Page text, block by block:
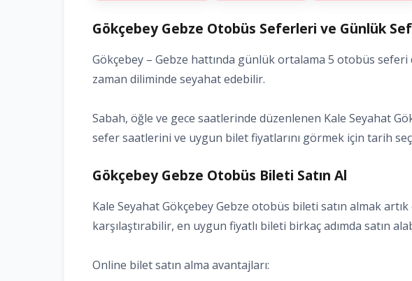
Gökçebey Gebze Otobüs Seferleri ve Günlük
Gökçebey – Gebze hattında günlük ortalama 5 otobüs
zaman diliminde seyahat edebilir.
Sabah, öğle ve gece saatlerinde düzenlenen Kale Seyahat
sefer saatlerini ve uygun bilet fiyatlarını görmek için tarih
Gökçebey Gebze Otobüs Bileti Satın Al
Kale Seyahat Gökçebey Gebze otobüs bileti satın almak
karşılaştırabilir, en uygun fiyatlı bileti birkaç adımda satın
Online bilet satın alma avantajları: